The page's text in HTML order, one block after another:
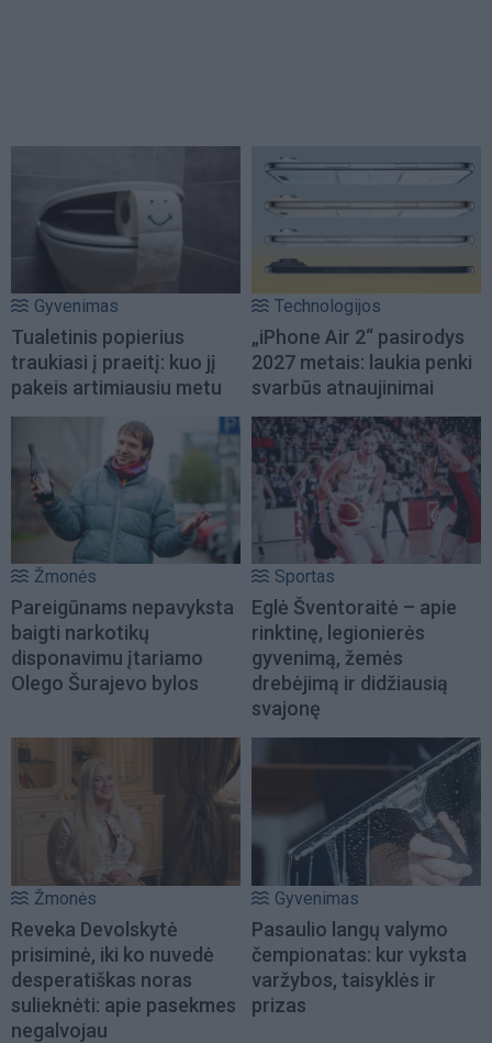
Gyvenimas
Tualetinis popierius
traukiasi į praeitį: kuo jį
pakeis artimiausiu metu
Technologijos
„iPhone Air 2“ pasirodys
2027 metais: laukia penki
svarbūs atnaujinimai
Žmonės
Pareigūnams nepavyksta
baigti narkotikų
disponavimu įtariamo
Olego Šurajevo bylos
Sportas
Eglė Šventoraitė – apie
rinktinę, legionierės
gyvenimą, žemės
drebėjimą ir didžiausią
svajonę
Žmonės
Reveka Devolskytė
prisiminė, iki ko nuvedė
desperatiškas noras
sulieknėti: apie pasekmes
negalvojau
Gyvenimas
Pasaulio langų valymo
čempionatas: kur vyksta
varžybos, taisyklės ir
prizas